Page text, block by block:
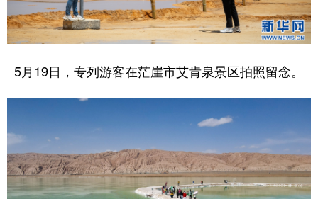
5月19日，专列游客在茫崖市艾肯泉景区拍照留念。